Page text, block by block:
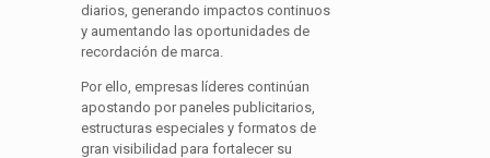
diarios, generando impactos continuos
y aumentando las oportunidades de
recordación de marca.
Por ello, empresas líderes continúan
apostando por paneles publicitarios,
estructuras especiales y formatos de
gran visibilidad para fortalecer su